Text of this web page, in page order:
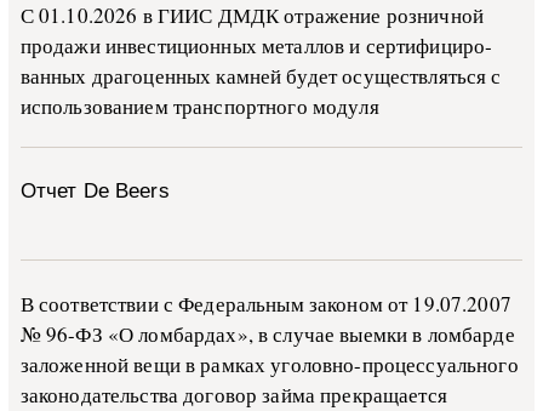
С 01.10.2026 в ГИИС ДМДК от­ра­же­ние роз­ни­ч­ной
про­да­жи ин­ве­сти­ци­он­ных ме­тал­лов и сер­ти­фи­ци­ро­
ван­ных дра­го­цен­ных ка­м­ней бу­дет осу­ще­ств­лять­ся с
ис­поль­зо­ва­ни­ем тран­с­пор­т­но­го мо­ду­ля
Отчет De Beers
В со­о­т­вет­ствии с Фе­де­раль­ным за­ко­ном от 19.07.2007
№ 96-ФЗ «О ло­м­бар­дах», в слу­чае вы­е­м­ки в ло­м­бар­де
за­ло­жен­ной ве­щи в ра­м­ках уго­ло­в­но-­про­цес­су­аль­но­го
за­ко­но­да­тель­ства до­го­вор зай­ма пре­кра­ща­ет­ся